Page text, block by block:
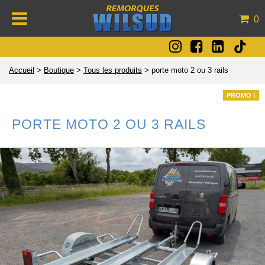
Accueil > Boutique > Tous les produits > porte moto 2 ou 3 rails
PORTE MOTO 2 OU 3 RAILS
PROMO !
0